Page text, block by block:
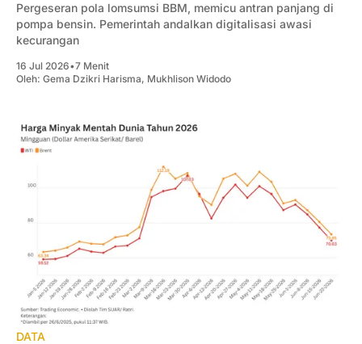
Pergeseran pola lomsumsi BBM, memicu antran panjang di
pompa bensin. Pemerintah andalkan digitalisasi awasi
kecurangan
16 Jul 2026•7 Menit
Oleh: Gema Dzikri Harisma, Mukhlison Widodo
DATA